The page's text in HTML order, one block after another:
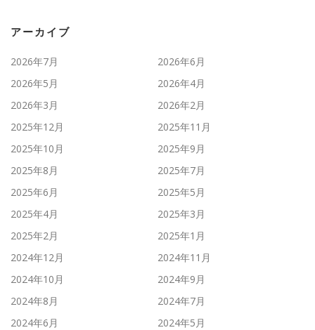
アーカイブ
2026年7月
2026年6月
2026年5月
2026年4月
2026年3月
2026年2月
2025年12月
2025年11月
2025年10月
2025年9月
2025年8月
2025年7月
2025年6月
2025年5月
2025年4月
2025年3月
2025年2月
2025年1月
2024年12月
2024年11月
2024年10月
2024年9月
2024年8月
2024年7月
2024年6月
2024年5月